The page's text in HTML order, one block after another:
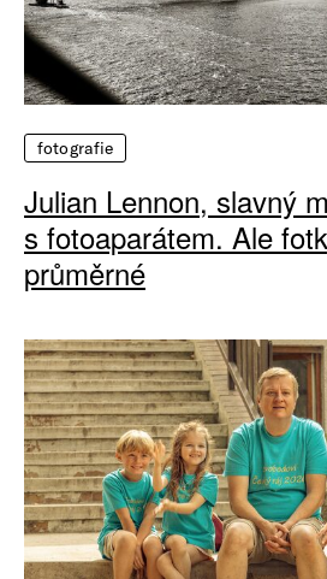
fotografie
Julian Lennon, slavný
s fotoaparátem. Ale
průměrné